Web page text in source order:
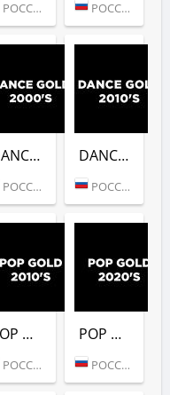
РОССИЯ (МОСКВА) РОССИЯ (МОСКВА)
DANCE GOLD 2000S (DFM)
РОССИЯ (МОСКВА)
DANCE GOLD 2010S (DFM)
РОССИЯ (МОСКВА)
POP GOLD 2010S (DFM)
РОССИЯ (МОСКВА)
POP GOLD 2020S (DFM)
РОССИЯ (МОСКВА)